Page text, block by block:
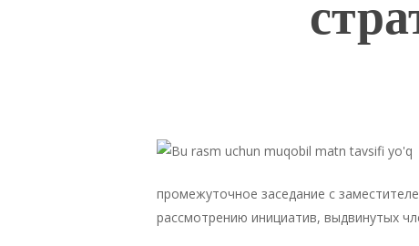
промежуточное заседание с
рассмотрению инициатив, выдвинутых